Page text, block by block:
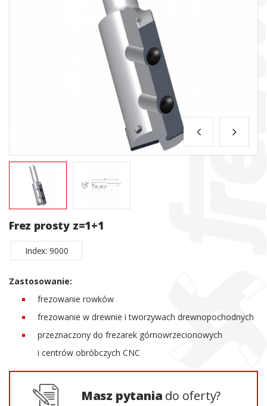
Frez prosty z=1+1
Index: 9000
Zastosowanie:
frezowanie rowków
frezowanie w drewnie i tworzywach drewnopochodnych
przeznaczony do frezarek górnowrzecionowych
i centrów obróbczych CNC
Masz pytania do oferty?